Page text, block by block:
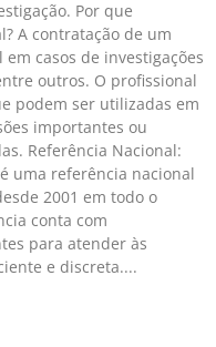
Por que
A contratação de um
casos de investigações
outros. O profissional
podem ser utilizadas em
importantes ou
Referência Nacional:
uma referência nacional
2001 em todo o
conta com
para atender às
e discreta.